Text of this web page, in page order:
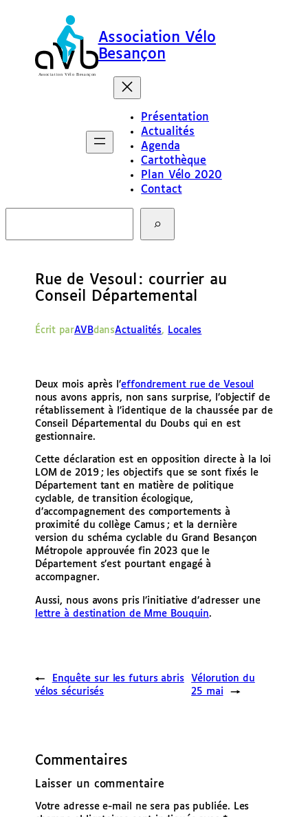
Association Vélo
Besançon
Présentation
Actualités
Agenda
Cartothèque
Plan Vélo 2020
Contact
c
Rue de Vesoul : courrier au
Conseil Départemental
Écrit parAVBdansActualités, Locales
Deux mois après l’effondrement rue de Vesoul
nous avons appris, non sans surprise, l’objectif de
rétablissement à l’identique de la chaussée par de
Conseil Départemental du Doubs qui en est
gestionnaire.
Cette déclaration est en opposition directe à la loi
LOM de 2019 ; les objectifs que se sont fixés le
Département tant en matière de politique
cyclable, de transition écologique,
d’accompagnement des comportements à
proximité du collège Camus ; et la dernière
version du schéma cyclable du Grand Besançon
Métropole approuvée fin 2023 que le
Département s’est pourtant engagé à
accompagner.
Aussi, nous avons pris l’initiative d’adresser une
lettre à destination de Mme Bouquin.
←
Enquête sur les futurs abris
vélos sécurisés
Vélorution du
25 mai
→
Commentaires
Laisser un commentaire
Votre adresse e-mail ne sera pas publiée.
Les